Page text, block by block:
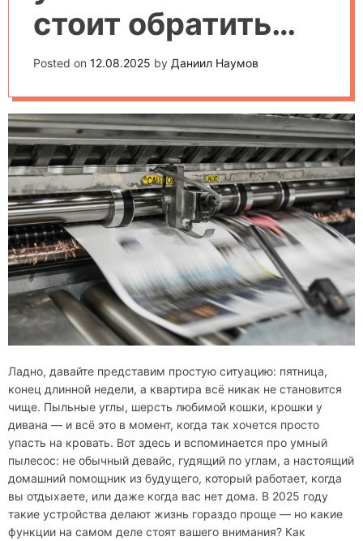
стоит обратить
внимание в 2025
году
Posted on 12.08.2025 by Даниил Наумов
Ладно, давайте представим простую ситуацию: пятница,
конец длинной недели, а квартира всё никак не становится
чище. Пыльные углы, шерсть любимой кошки, крошки у
дивана — и всё это в момент, когда так хочется просто
упасть на кровать. Вот здесь и вспоминается про умный
пылесос: не обычный девайс, гудящий по углам, а настоящий
домашний помощник из будущего, который работает, когда
вы отдыхаете, или даже когда вас нет дома. В 2025 году
такие устройства делают жизнь гораздо проще — но какие
функции на самом деле стоят вашего внимания? Как